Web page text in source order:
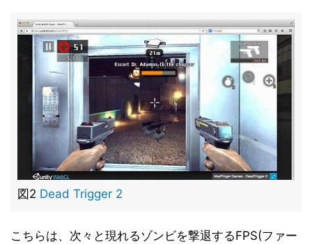
図2 Dead Trigger 2
こちらは、次々と現れるゾンビを撃退するFPS(ファー